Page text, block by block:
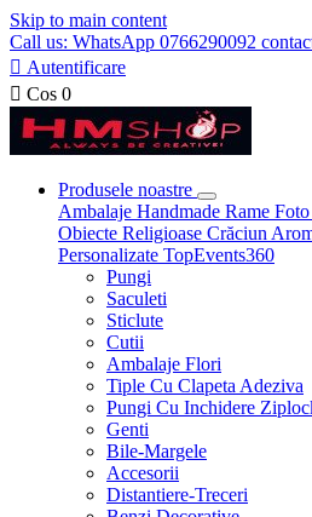
Skip to main content
Call us: WhatsApp 0766290092
 Autentificare
 Cos 0
Produsele noastre
Ambalaje Handmade Rame Foto
Obiecte Religioase Crăciun
Personalizate TopEvents360
Pungi
Saculeti
Sticlute
Cutii
Ambalaje Flori
Tiple Cu Clapeta Adeziva
Pungi Cu Inchidere
Genti
Bile-Margele
Accesorii
Distantiere-Treceri